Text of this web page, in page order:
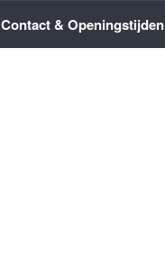
Contact & Openingstijden